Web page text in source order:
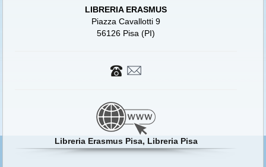
LIBRERIA ERASMUS
Piazza Cavallotti 9
56126 Pisa (PI)
Libreria Erasmus Pisa, Libreria Pisa